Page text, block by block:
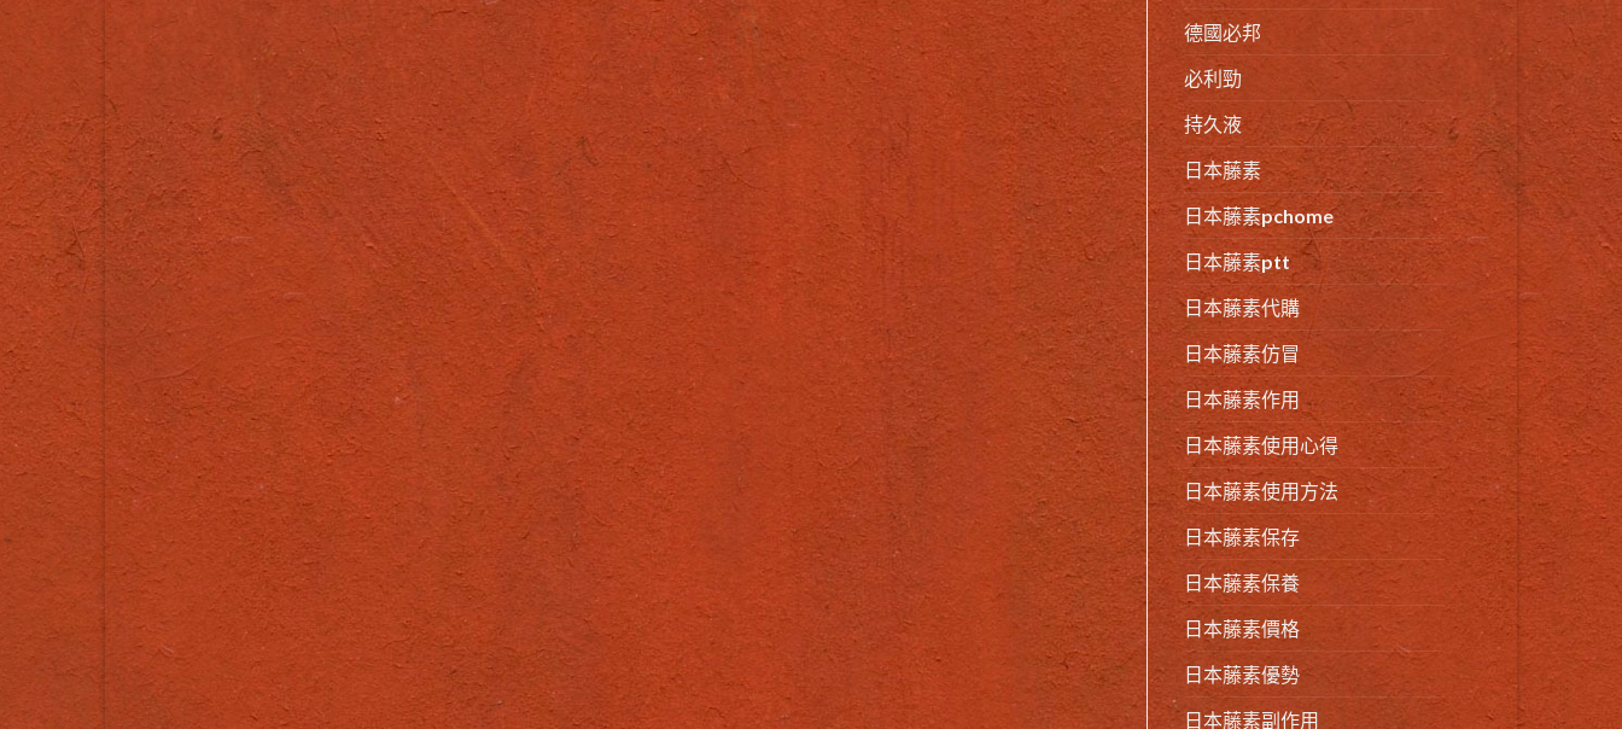
德國必邦
必利勁
持久液
日本藤素
日本藤素pchome
日本藤素ptt
日本藤素代購
日本藤素仿冒
日本藤素作用
日本藤素使用心得
日本藤素使用方法
日本藤素保存
日本藤素保養
日本藤素價格
日本藤素優勢
日本藤素副作用